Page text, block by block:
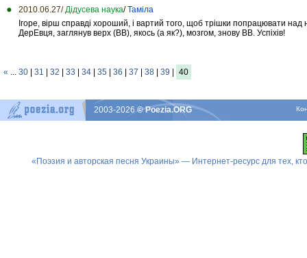
2010.06.27/ Дідусева наука/Таміла
Ігоре, вірш справді хороший, і вартий того, щоб трішки попрацювати
ДерЕвця, заглянув верх (ВВ), якось (а як?), мозгом, знову ВВ. Успіхів!
« ... 30 31 32 33 34 35 36 37 38 39 40
2003-2026© Poezia.ORG
«Поэзия и авторская песня Украины» — Интернет-ресурс для тех,